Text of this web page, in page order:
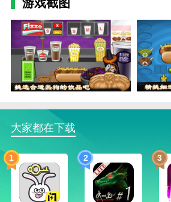
3、定制店面设计:玩家可以根
意，设计独特的店面，让自己的热
4、多样的挑战和任务:设置各
可以完成这些任务获得奖励和成就
和道具。
老爹的热狗店汉化版攻略
1、进到游戏后，玩家首先需要
点击“take order”即可。
2、点好之后，点击料理台，
单进行制作。
游戏截图
大家都在下载
1 2 3